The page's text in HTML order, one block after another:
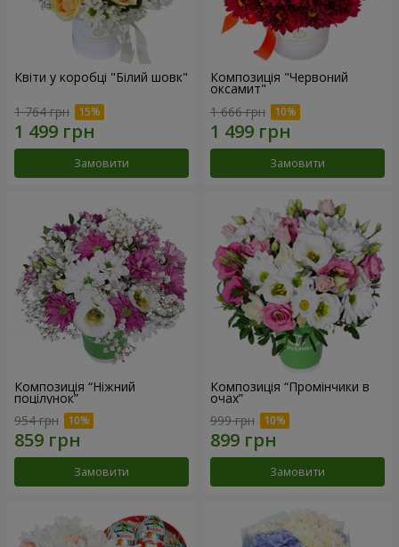
Квіти у коробці "Білий шовк"
1 764 грн
Замовити
Композиція "Червоний
оксамит"
1 666 грн
Замовити
Композиція “Ніжний
поцілунок”
954 грн
Замовити
Композиція “Промінчики в
очах”
999 грн
Замовити